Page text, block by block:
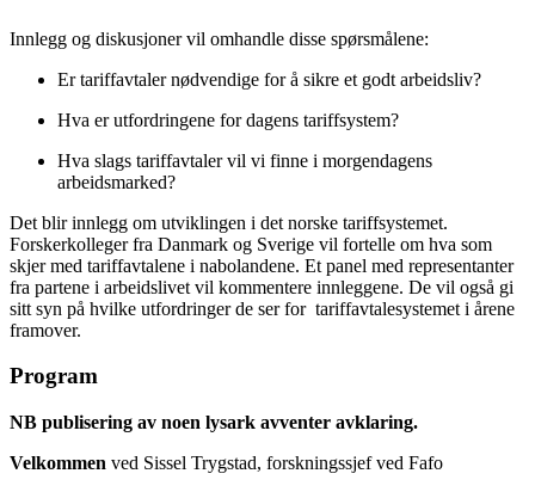
Innlegg og diskusjoner vil omhandle disse spørsmålene:
Er tariffavtaler nødvendige for å sikre et godt arbeidsliv?
Hva er utfordringene for dagens tariffsystem?
Hva slags tariffavtaler vil vi finne i morgendagens
arbeidsmarked?
Det blir innlegg om utviklingen i det norske tariffsystemet.
Forskerkolleger fra Danmark og Sverige vil fortelle om hva som
skjer med tariffavtalene i nabolandene. Et panel med representanter
fra partene i arbeidslivet vil kommentere innleggene. De vil også gi
sitt syn på hvilke utfordringer de ser for tariffavtalesystemet i årene
framover.
Program
NB publisering av noen lysark avventer avklaring.
Velkommen ved Sissel Trygstad, forskningssjef ved Fafo